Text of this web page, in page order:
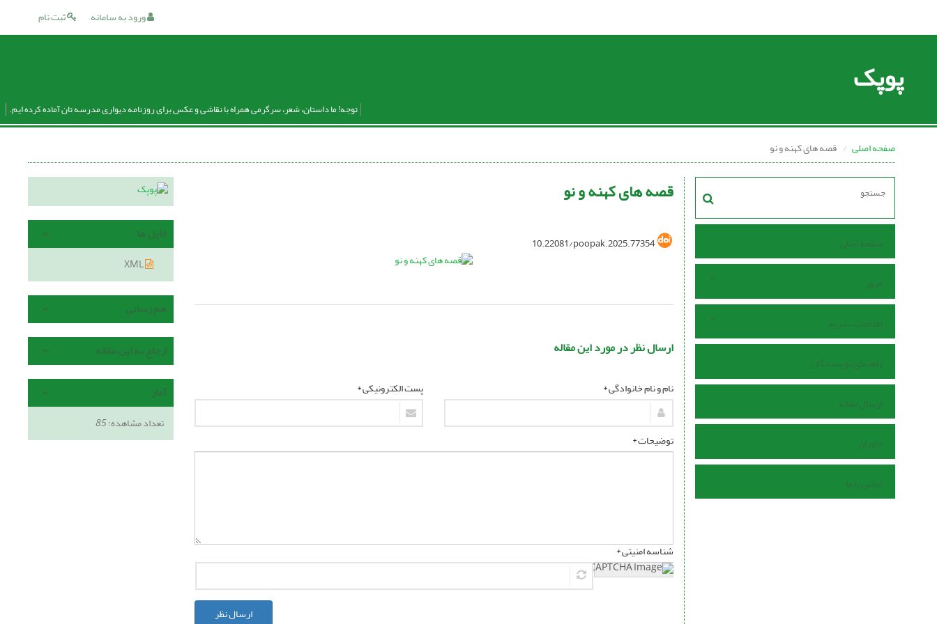
ثبت نام ورود به سامانه
پوپک
توجه! ما داستان، شعر، سرگرمی همراه با نقاشی و عکس برای روزنامه دیواری مدرسه تان آماده کرده ایم.
صفحه اصلی قصه های کهنه و نو
صفحه اصلی
مرور
اطلاعات نشریه
راهنمای نویسندگان
ارسال مقاله
داوران
تماس با ما
قصه های کهنه و نو
10.22081/poopak.2025.77354
ارسال نظر در مورد این مقاله
نام و نام خانوادگی * پست الکترونیکی *
توضیحات *
شناسه امنیتی *
ارسال نظر
فایل ها
XML
هم رسانی
ارجاع به این مقاله
آمار
تعداد مشاهده:85